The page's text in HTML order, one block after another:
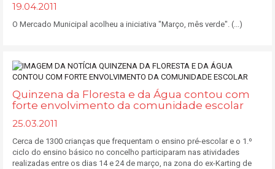
19.04.2011
O Mercado Municipal acolheu a iniciativa "Março, mês verde". (...)
Quinzena da Floresta e da Água contou com
forte envolvimento da comunidade escolar
25.03.2011
Cerca de 1300 crianças que frequentam o ensino pré-escolar e o 1.º
ciclo do ensino básico no concelho participaram nas atividades
realizadas entre os dias 14 e 24 de março, na zona do ex-Karting de